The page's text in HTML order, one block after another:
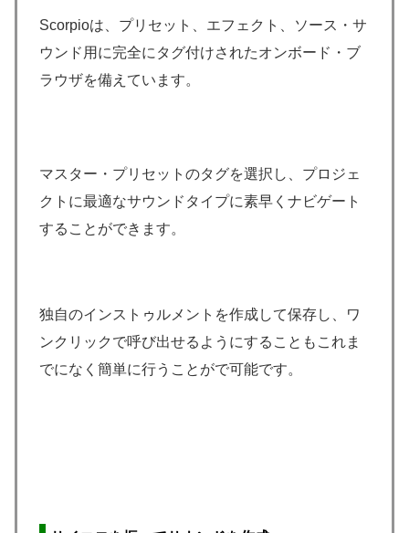
Scorpioは、プリセット、エフェクト、ソース・サ
ウンド用に完全にタグ付けされたオンボード・ブ
ラウザを備えています。
マスター・プリセットのタグを選択し、プロジェ
クトに最適なサウンドタイプに素早くナビゲート
することができます。
独自のインストゥルメントを作成して保存し、ワ
ンクリックで呼び出せるようにすることもこれま
でになく簡単に行うことがで可能です。